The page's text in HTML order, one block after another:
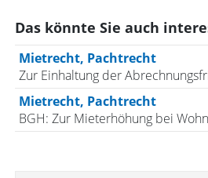
Das könnte Sie auch
Mietrecht, Pachtrecht
Zur Einhaltung der
Mietrecht, Pachtrecht
BGH: Zur Mieterhöhung bei